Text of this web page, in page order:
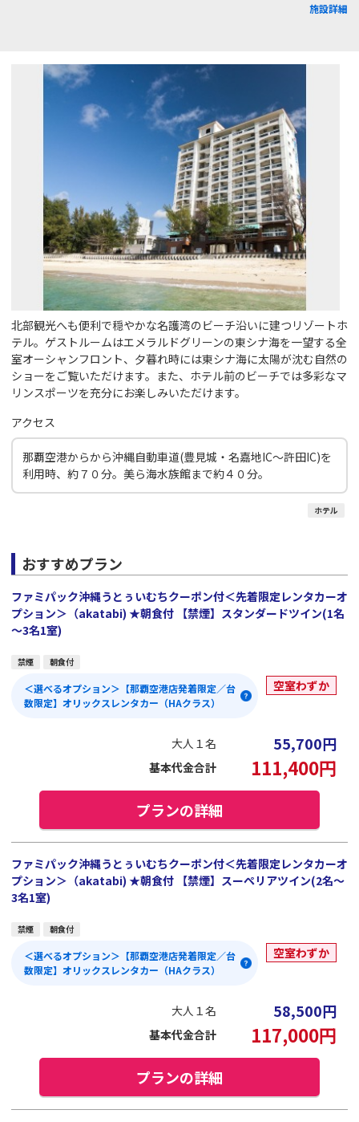
施設詳細
北部観光へも便利で穏やかな名護湾のビーチ沿いに建つリゾートホ
テル。ゲストルームはエメラルドグリーンの東シナ海を一望する全
室オーシャンフロント、夕暮れ時には東シナ海に太陽が沈む自然の
ショーをご覧いただけます。また、ホテル前のビーチでは多彩なマ
リンスポーツを充分にお楽しみいただけます。
アクセス
那覇空港からから沖縄自動車道(豊見城・名嘉地IC～許田IC)を
利用時、約７０分。美ら海水族館まで約４０分。
ホテル
おすすめプラン
ファミパック沖縄うとぅいむちクーポン付＜先着限定レンタカーオ
プション＞（akatabi) ★朝食付 【禁煙】スタンダードツイン(1名
～3名1室)
禁煙 朝食付
＜選べるオプション＞【那覇空港店発着限定／台
数限定】オリックスレンタカー（HAクラス）
空室わずか
大人１名 55,700円
基本代金合計 111,400円
プランの詳細
ファミパック沖縄うとぅいむちクーポン付＜先着限定レンタカーオ
プション＞（akatabi) ★朝食付 【禁煙】スーペリアツイン(2名～
3名1室)
禁煙 朝食付
＜選べるオプション＞【那覇空港店発着限定／台
数限定】オリックスレンタカー（HAクラス）
空室わずか
大人１名 58,500円
基本代金合計 117,000円
プランの詳細